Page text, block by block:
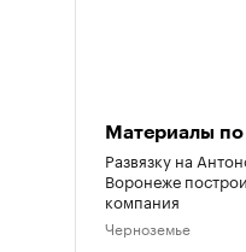
Материалы по
Развязку на
Воронеже
компания
Черноземье